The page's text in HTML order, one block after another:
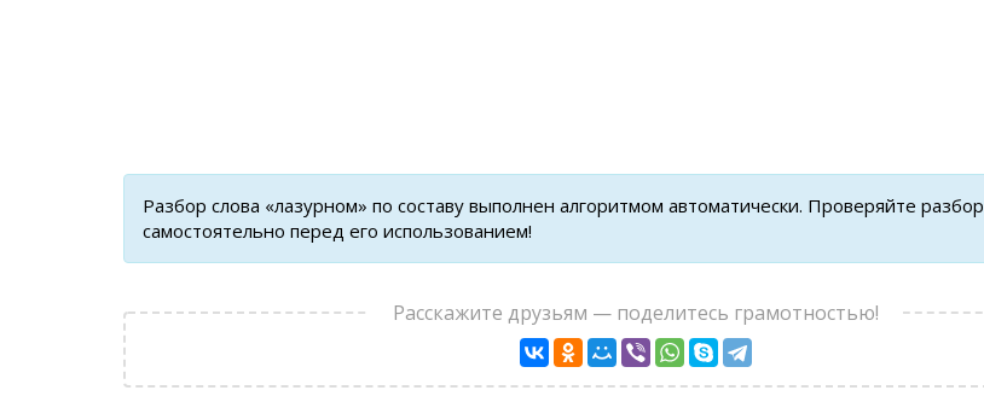
Разбор слова «лазурном» по составу выполнен алгоритмом автоматически. Проверяйте разбор
самостоятельно перед его использованием!
Расскажите друзьям — поделитесь грамотностью!